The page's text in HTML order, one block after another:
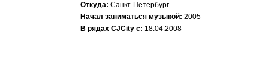
Откуда: Санкт-Петербург
Начал заниматься музыкой: 2005
В рядах CJCity с: 18.04.2008